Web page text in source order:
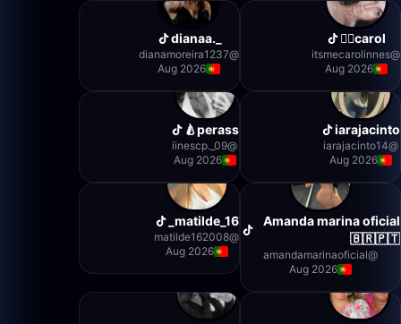
carol🧚‍♀️
@
itsmecarolinnes
Aug 2026
_.dianaa
@
dianamoreira1237
Aug 2026
iarajacinto
@
iarajacinto14
Aug 2026
perass🍐
@
iinescp._09
Aug 2026
Amanda marina oficial
🇧🇷🇵🇹
@
amandamarinaoficial
Aug 2026
matilde_16_
@
matilde162008
Aug 2026